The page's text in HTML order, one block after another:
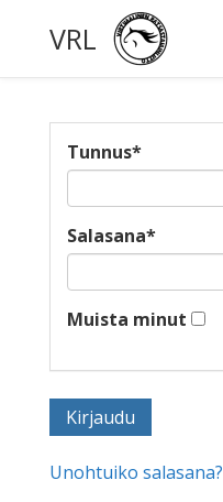
VRL
Tunnus*
Salasana*
Muista minut
Unohtuiko salasana?